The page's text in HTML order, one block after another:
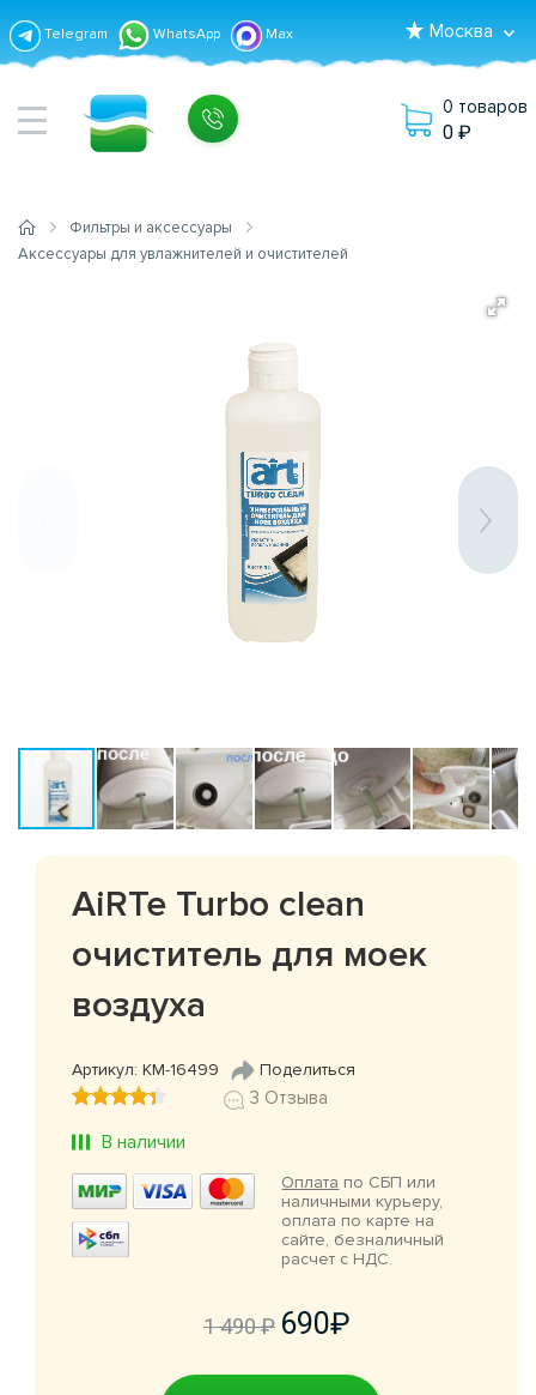
Telegram WhatsApp Max Москва
0 товаров
0
Фильтры и аксессуары
Аксессуары для увлажнителей и очистителей
AiRTe Turbo clean
очиститель для моек
воздуха
Артикул: КМ-16499 Поделиться
3 Отзыва
В наличии
Оплата по СБП или
наличными курьеру,
оплата по карте на
сайте, безналичный
расчет с НДС.
1 490 690